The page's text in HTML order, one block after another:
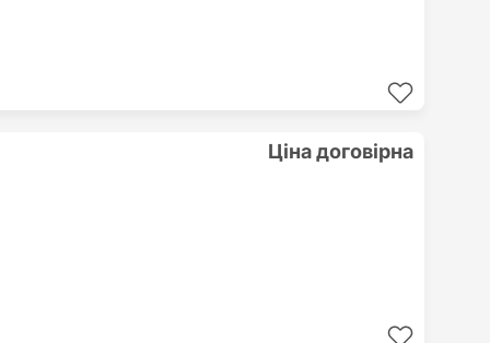
Ціна договірна